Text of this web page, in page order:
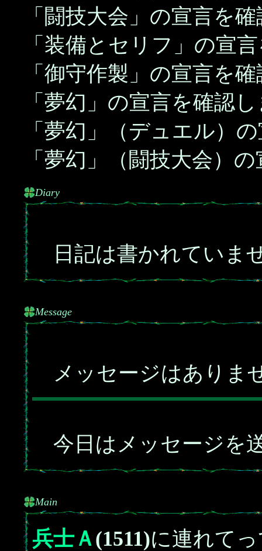
「闘技大会」の宣言を
「装備とセリフ」の宣
「御守作製」の宣言を
「夢幻」の宣言を確認
「夢幻」（デュエル）
「夢幻」（闘技大会）
Diary
日記は書かれていま
Message
メッセージはありま
今日はメッセージを
Main
兵士Ａ(1511)に連れて